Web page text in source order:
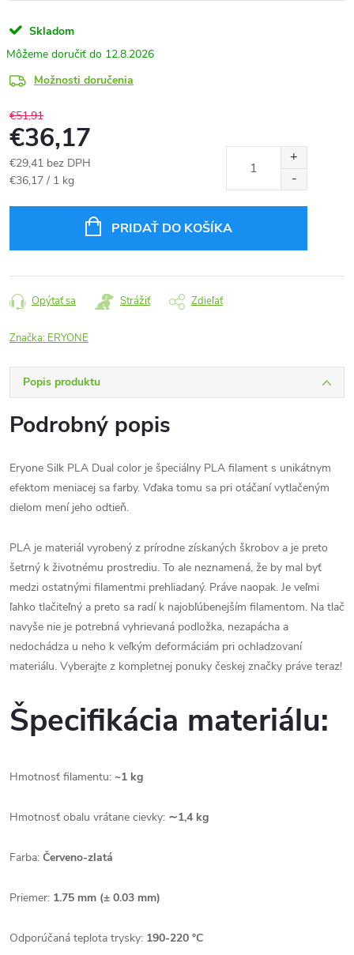
Skladom
12.8.2026
Možnosti doručenia
€51,91
€36,17
€29,41 bez DPH
Jednotková
€36,17 / 1 kg
PRIDAŤ DO KOŠÍKA
Opýtať sa Strážiť Zdieľať
Značka: ERYONE
Popis produktu
Podrobný popis
Eryone Silk PLA Dual color je špeciálny PLA filament s unikátnym
efektom meniacej sa farby. Vďaka tomu sa pri otáčaní vytlačeným
dielom mení jeho odtieň.
PLA je materiál vyrobený z prírodne získaných škrobov a je preto
šetrný k životnému prostrediu. To ale neznamená, že by mal byť
medzi ostatnými filamentmi prehliadaný. Práve naopak. Je veľmi
ľahko tlačiteľný a preto sa radí k najobľúbenejším filamentom. Na tlač
navyše nie je potrebná vyhrievaná podložka, nezapácha a
nedochádza u neho k veľkým deformáciám pri ochladzovaní
materiálu. Vyberajte z kompletnej ponuky českej značky práve teraz!
Špecifikácia materiálu:
Hmotnosť filamentu: ~1 kg
Hmotnosť obalu vrátane cievky: ∼1,4 kg
Farba: Červeno-zlatá
Priemer: 1.75 mm (± 0.03 mm)
Odporúčaná teplota trysky: 190-220 °C